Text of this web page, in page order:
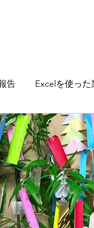
告 Excelを使った
体験会